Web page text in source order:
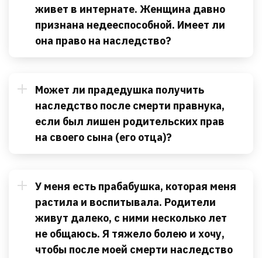
живет в интернате. Женщина давно
признана недееспособной. Имеет ли
она право на наследство?
Может ли прадедушка получить
наследство после смерти правнука,
если был лишен родительских прав
на своего сына (его отца)?
У меня есть прабабушка, которая меня
растила и воспитывала. Родители
живут далеко, с ними несколько лет
не общаюсь. Я тяжело болею и хочу,
чтобы после моей смерти наследство